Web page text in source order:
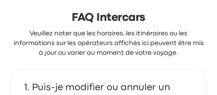
FAQ Intercars
Veuillez noter que les horaires, les itinéraires ou les
informations sur les opérateurs affichés ici peuvent être mis
à jour ou varier au moment de votre voyage.
Puis-je modifier ou annuler un